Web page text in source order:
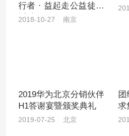
行者 · 益起走公益徒步
活动
2018-10-27 南京
2019华为北京分销伙伴
H1答谢宴暨颁奖典礼
2019-07-25 北京
求